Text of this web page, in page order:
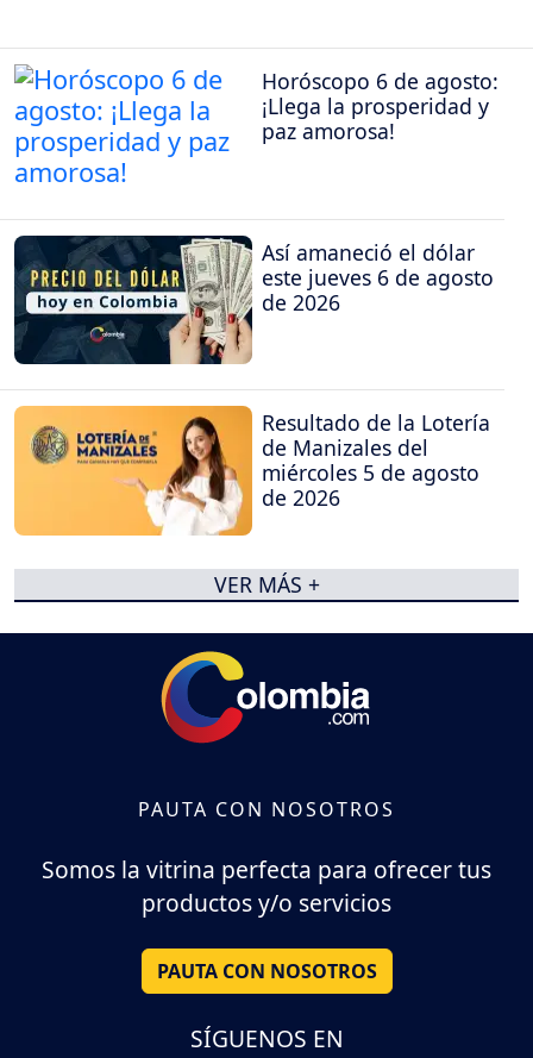
Horóscopo 6 de agosto:
¡Llega la prosperidad y
paz amorosa!
Así amaneció el dólar
este jueves 6 de agosto
de 2026
Resultado de la Lotería
de Manizales del
miércoles 5 de agosto
de 2026
VER MÁS +
PAUTA CON NOSOTROS
Somos la vitrina perfecta para ofrecer tus
productos y/o servicios
PAUTA CON NOSOTROS
SÍGUENOS EN